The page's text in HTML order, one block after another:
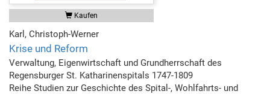
Kaufen
Karl, Christoph-Werner
Krise und Reform
Verwaltung, Eigenwirtschaft und Grundherrschaft des
Regensburger St. Katharinenspitals 1747-1809
Reihe Studien zur Geschichte des Spital-, Wohlfahrts- und